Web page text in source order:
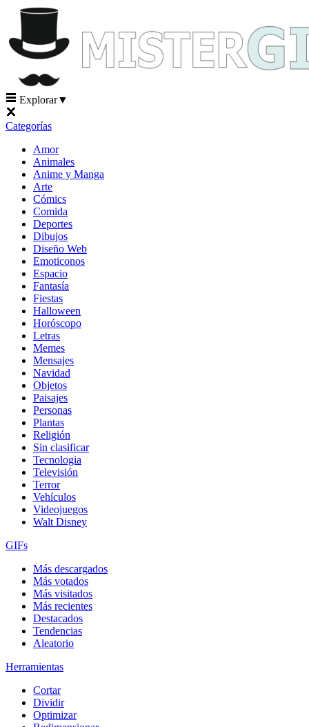
Explorar▼
Categorías
Amor
Animales
Anime y Manga
Arte
Cómics
Comida
Deportes
Dibujos
Diseño Web
Emoticonos
Espacio
Fantasía
Fiestas
Halloween
Horóscopo
Letras
Memes
Mensajes
Navidad
Objetos
Paisajes
Personas
Plantas
Religión
Sin clasificar
Tecnologia
Televisión
Terror
Vehículos
Videojuegos
Walt Disney
GIFs
Más descargados
Más votados
Más visitados
Más recientes
Destacados
Tendencias
Aleatorio
Herramientas
Cortar
Dividir
Optimizar